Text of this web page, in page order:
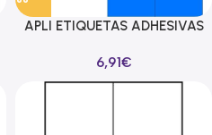
APLI ETIQUETAS ADHESIVAS
C/RECTOS 4 X 20H AZUL
6,91€